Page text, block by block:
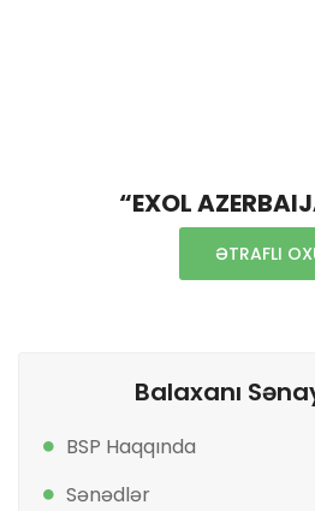
“EXOL
ƏTRAFLI
Balaxanı
BSP Haqqında
Sənədlər